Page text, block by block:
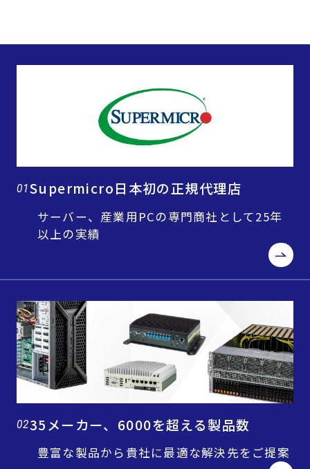
01Supermicro日本初の正規代理店
サーバー、産業用PCの専門商社として25年
以上の実績
0235メーカー、6000を超える製品数
豊富な製品から貴社に最適な解決先をご提案